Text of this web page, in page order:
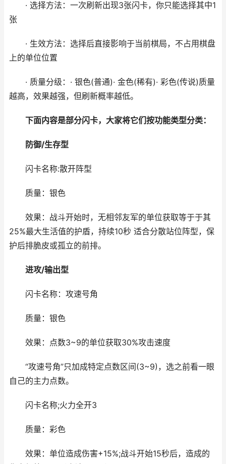
· 选择方法：一次刷新出现3张闪卡，你只能选择其中1
张
· 生效方法：选择后直接影响于当前棋局，不占用棋盘
上的单位位置
· 质量分级：· 银色(普通)· 金色(稀有)· 彩色(传说)质量
越高，效果越强，但刷新概率越低。
下面内容是部分闪卡，大家将它们按功能类型分类：
防御/生存型
闪卡名称:散开阵型
质量：银色
效果：战斗开始时，无相邻友军的单位获取等于于其
25%最大生活值的护盾，持续10秒 适合分散站位阵型，保
护后排脆皮或孤立的前排。
进攻/输出型
闪卡名称：攻速号角
质量：银色
效果：点数3~9的单位获取30%攻击速度
“攻速号角”只加成特定点数区间(3~9)，选之前看一眼
自己的主力点数。
闪卡名称;火力全开3
质量：彩色
效果：单位造成伤害+15%;战斗开始15秒后，造成的